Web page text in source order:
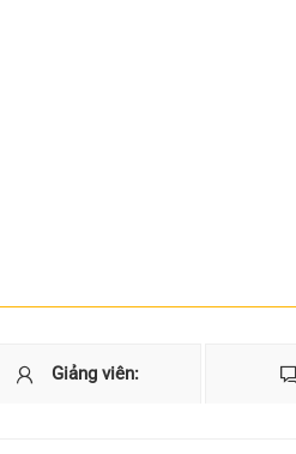
Giảng viên: